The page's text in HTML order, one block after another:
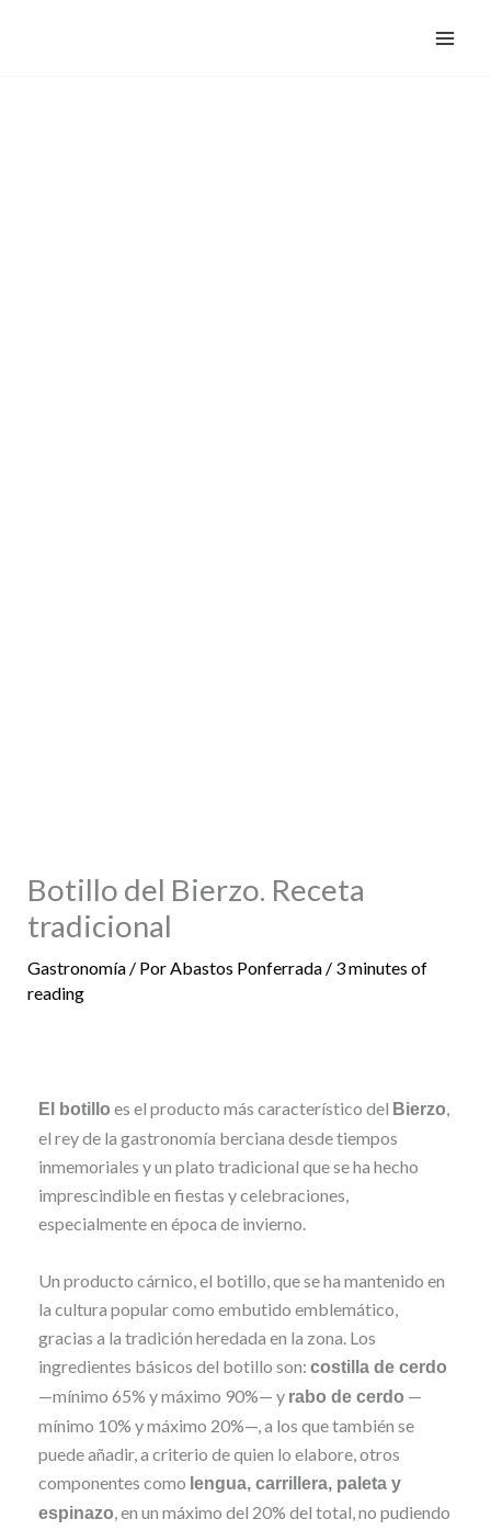
Botillo del Bierzo. Receta
tradicional
Gastronomía/ PorAbastos Ponferrada / 3 minutes of
reading
El botillo es el producto más característico del Bierzo,
el rey de la gastronomía berciana desde tiempos
inmemoriales y un plato tradicional que se ha hecho
imprescindible en fiestas y celebraciones,
especialmente en época de invierno.
Un producto cárnico, el botillo, que se ha mantenido en
la cultura popular como embutido emblemático,
gracias a la tradición heredada en la zona. Los
ingredientes básicos del botillo son: costilla de cerdo
—mínimo 65% y máximo 90%— y rabo de cerdo —
mínimo 10% y máximo 20%—, a los que también se
puede añadir, a criterio de quien lo elabore, otros
componentes como lengua, carrillera, paleta y
espinazo, en un máximo del 20% del total, no pudiendo